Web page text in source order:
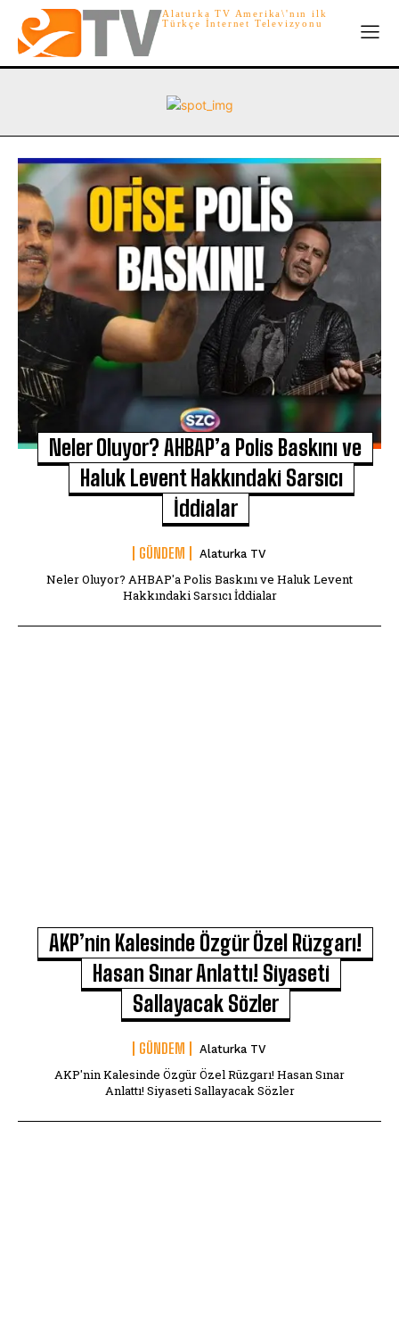
Alaturka TV Amerika\'nın ilk
Türkçe İnternet Televizyonu
Neler Oluyor? AHBAP’a Polis Baskını ve
Haluk Levent Hakkındaki Sarsıcı
İddialar
GÜNDEM Alaturka TV
Neler Oluyor? AHBAP'a Polis Baskını ve Haluk Levent
Hakkındaki Sarsıcı İddialar
AKP’nin Kalesinde Özgür Özel Rüzgarı!
Hasan Sınar Anlattı! Siyaseti
Sallayacak Sözler
GÜNDEM Alaturka TV
AKP'nin Kalesinde Özgür Özel Rüzgarı! Hasan Sınar
Anlattı! Siyaseti Sallayacak Sözler